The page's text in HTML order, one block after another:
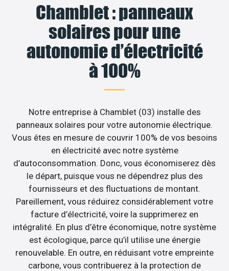
Chamblet : panneaux
solaires pour une
autonomie d’électricité
à 100%
Notre entreprise à Chamblet (03) installe des
panneaux solaires pour votre autonomie électrique.
Vous êtes en mesure de couvrir 100% de vos besoins
en électricité avec notre système
d’autoconsommation. Donc, vous économiserez dès
le départ, puisque vous ne dépendrez plus des
fournisseurs et des fluctuations de montant.
Pareillement, vous réduirez considérablement votre
facture d’électricité, voire la supprimerez en
intégralité. En plus d’être économique, notre système
est écologique, parce qu’il utilise une énergie
renouvelable. En outre, en réduisant votre empreinte
carbone, vous contribuerez à la protection de